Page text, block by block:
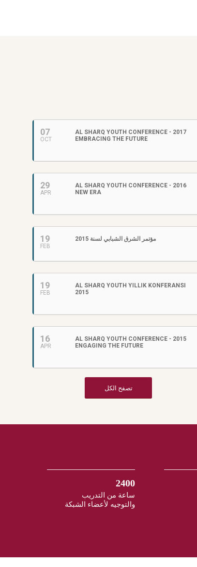
07
OCT
2017 AL SHARQ YOUTH CONFERENCE -
EMBRACING THE FUTURE
29
APR
2016 AL SHARQ YOUTH CONFERENCE -
NEW ERA
19
FEB
مؤتمر الشرق الشبابي لسنة 2015
19
FEB
AL SHARQ YOUTH YILLIK KONFERANSI
2015
16
APR
2015 AL SHARQ YOUTH CONFERENCE -
ENGAGING THE FUTURE
تصفح الكل
2400
ساعة من التدريب
والتوجيه لأعضاء الشبكة